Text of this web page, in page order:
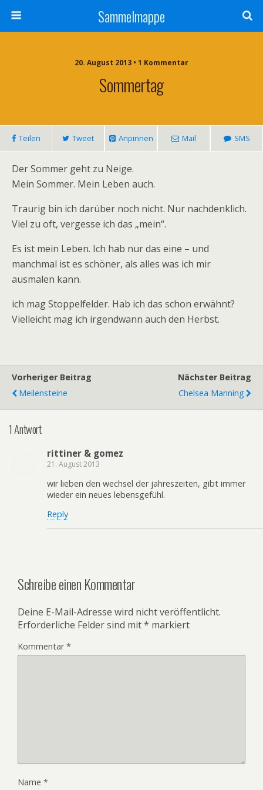
Sammelmappe
20. August 2013 • 1 Kommentar
Sommertag
Teilen Tweet Anpinnen Mail SMS
Der Sommer geht zu Neige.
Mein Sommer. Mein Leben auch.
Traurig bin ich darüber noch nicht. Nur nachdenklich.
Viel zu oft, vergesse ich das „mein“.
Es ist mein Leben. Ich hab nur das eine – und
manchmal ist es schöner, als alles was ich mir
ausmalen kann.
ich mag Stoppelfelder. Hab ich das schon erwähnt?
Vielleicht mag ich irgendwann auch den Herbst.
Vorheriger Beitrag
Meilensteine
Nächster Beitrag
Chelsea Manning
1 Antwort
rittiner & gomez
21. August 2013
wir lieben den wechsel der jahreszeiten, gibt immer
wieder ein neues lebensgefühl.
Reply
Schreibe einen Kommentar
Deine E-Mail-Adresse wird nicht veröffentlicht.
Erforderliche Felder sind mit* markiert
Kommentar*
Name *